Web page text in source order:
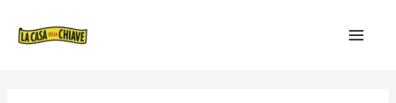
ARTICOLI